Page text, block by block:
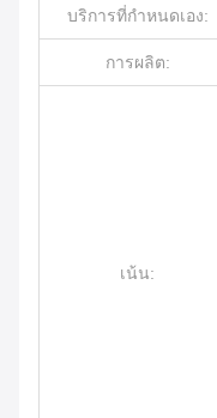
บริการที่กำหนดเอง:
การผลิต:
เน้น: